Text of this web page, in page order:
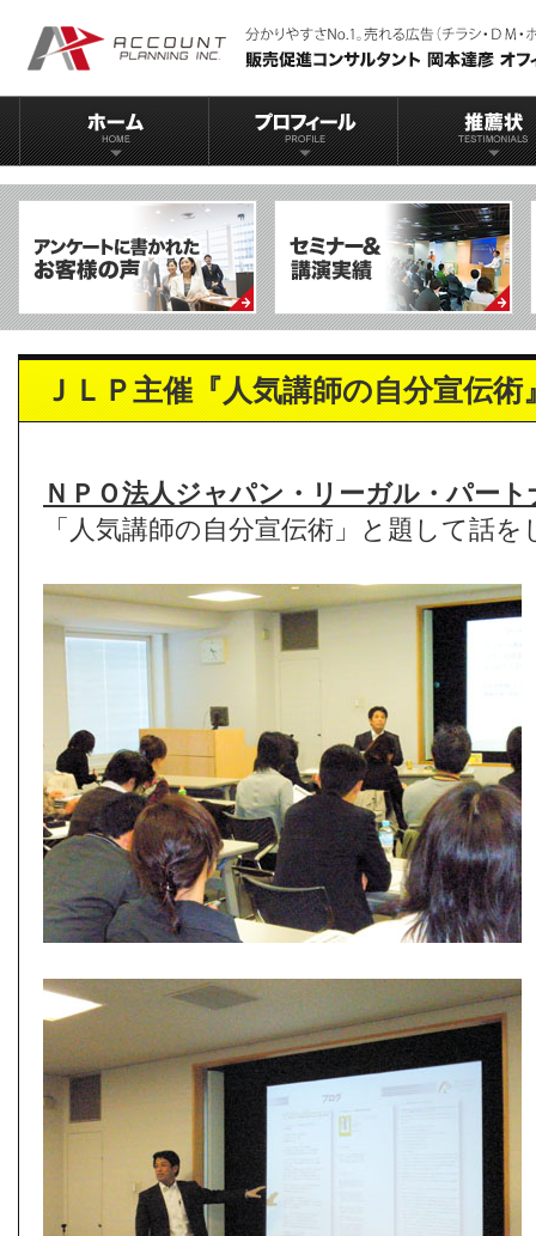
ＪＬＰ主催『人気講師の自分宣伝
ＮＰＯ法人ジャパン・リーガル・パート
「人気講師の自分宣伝術」と題して話を